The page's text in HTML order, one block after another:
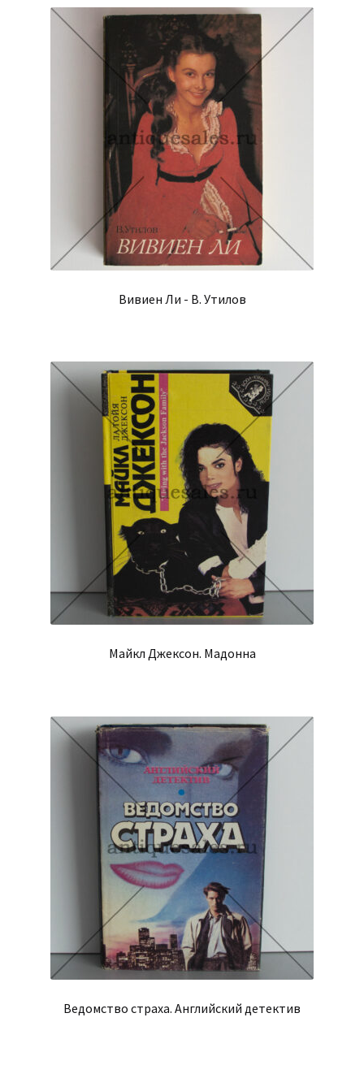
Вивиен Ли - В. Утилов
Майкл Джексон. Мадонна
Ведомство страха. Английский детектив